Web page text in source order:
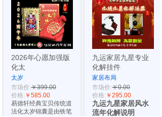
2026年心愿加强版
化太
太岁
市场价:￥399.00
价格: ￥585.00
易德轩经典宝贝传统道
法化太岁锦囊是由铁笔
九运家居九星专业
化解挂件
家居布局
市场价:￥0.00
价格: ￥295.00
九运九星家居风水
流年化解说明